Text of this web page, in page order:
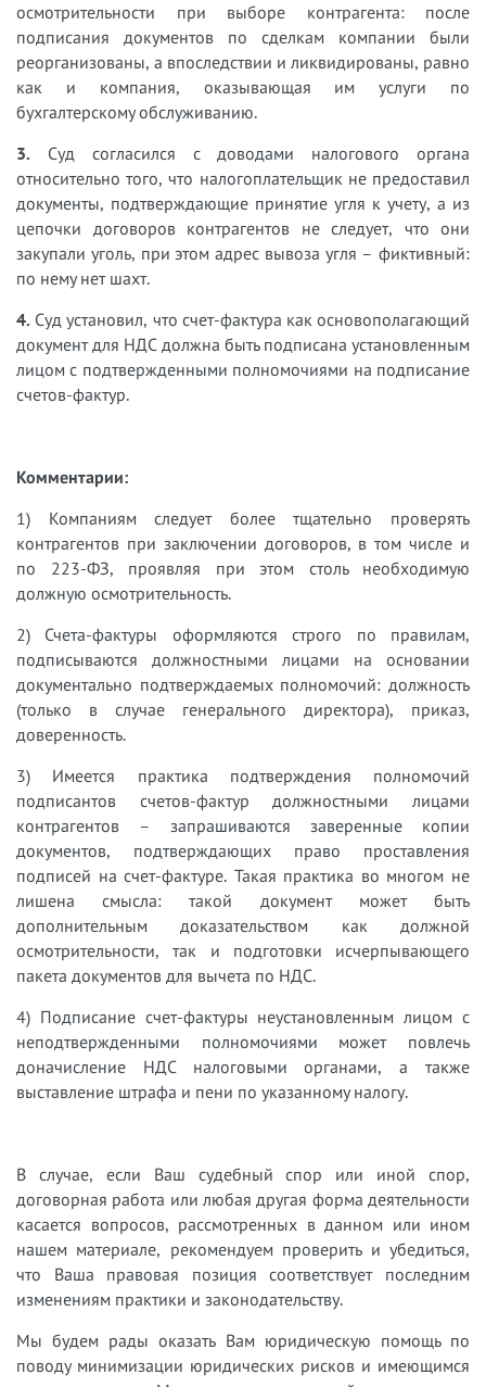
осмотрительности при выборе контрагента: после
подписания документов по сделкам компании были
реорганизованы, а впоследствии и ликвидированы, равно
как и компания, оказывающая им услуги по
бухгалтерскому обслуживанию.
3. Суд согласился с доводами налогового органа
относительно того, что налогоплательщик не предоставил
документы, подтверждающие принятие угля к учету, а из
цепочки договоров контрагентов не следует, что они
закупали уголь, при этом адрес вывоза угля – фиктивный:
по нему нет шахт.
4. Суд установил, что счет-фактура как основополагающий
документ для НДС должна быть подписана установленным
лицом с подтвержденными полномочиями на подписание
счетов-фактур.
Комментарии:
1) Компаниям следует более тщательно проверять
контрагентов при заключении договоров, в том числе и
по 223-ФЗ, проявляя при этом столь необходимую
должную осмотрительность.
2) Счета-фактуры оформляются строго по правилам,
подписываются должностными лицами на основании
документально подтверждаемых полномочий: должность
(только в случае генерального директора), приказ,
доверенность.
3) Имеется практика подтверждения полномочий
подписантов счетов-фактур должностными лицами
контрагентов – запрашиваются заверенные копии
документов, подтверждающих право проставления
подписей на счет-фактуре. Такая практика во многом не
лишена смысла: такой документ может быть
дополнительным доказательством как должной
осмотрительности, так и подготовки исчерпывающего
пакета документов для вычета по НДС.
4) Подписание счет-фактуры неустановленным лицом с
неподтвержденными полномочиями может повлечь
доначисление НДС налоговыми органами, а также
выставление штрафа и пени по указанному налогу.
В случае, если Ваш судебный спор или иной спор,
договорная работа или любая другая форма деятельности
касается вопросов, рассмотренных в данном или ином
нашем материале, рекомендуем проверить и убедиться,
что Ваша правовая позиция соответствует последним
изменениям практики и законодательству.
Мы будем рады оказать Вам юридическую помощь по
поводу минимизации юридических рисков и имеющимся